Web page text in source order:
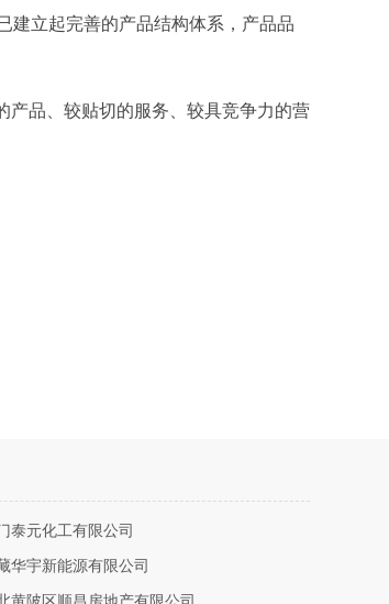
建立起完善的产品结构体系，产品品
产品、较贴切的服务、较具竞争力的营
泰元化工有限公司
华宇新能源有限公司